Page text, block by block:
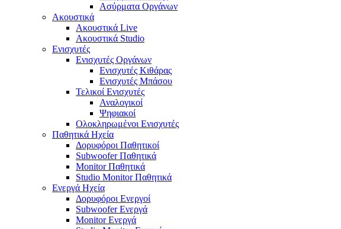
Ασύρματα Οργάνων
Ακουστικά
Ακουστικά Live
Ακουστικά Studio
Ενισχυτές
Ενισχυτές Οργάνων
Ενισχυτές Κιθάρας
Ενισχυτές Μπάσου
Τελικοί Ενισχυτές
Αναλογικοί
Ψηφιακοί
Ολοκληρωμένοι Ενισχυτές
Παθητικά Ηχεία
Δορυφόροι Παθητικοί
Subwoofer Παθητικά
Monitor Παθητικά
Studio Monitor Παθητικά
Ενεργά Ηχεία
Δορυφόροι Ενεργοί
Subwoofer Ενεργά
Monitor Ενεργά